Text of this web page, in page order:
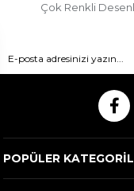
Çok Renkli
POPÜLER